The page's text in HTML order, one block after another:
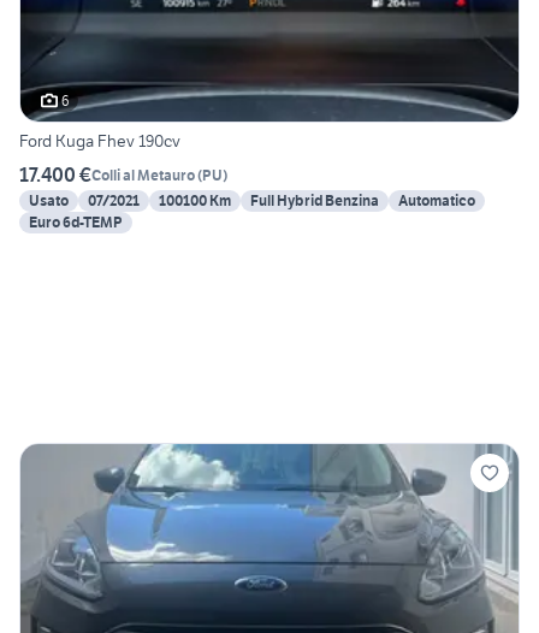
6
Ford Kuga Fhev 190cv
17.400 €Colli al Metauro(PU)
Usato
07/2021 100100 Km Full Hybrid Benzina
Automatico
Euro 6d-TEMP